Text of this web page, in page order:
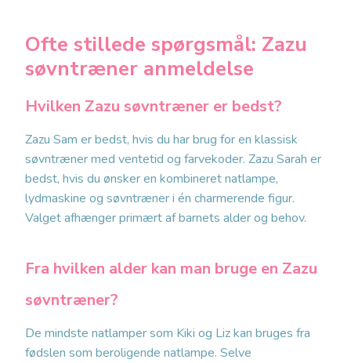
Ofte stillede spørgsmål: Zazu
søvntræner anmeldelse
Hvilken Zazu søvntræner er bedst?
Zazu Sam er bedst, hvis du har brug for en klassisk
søvntræner med ventetid og farvekoder. Zazu Sarah er
bedst, hvis du ønsker en kombineret natlampe,
lydmaskine og søvntræner i én charmerende figur.
Valget afhænger primært af barnets alder og behov.
Fra hvilken alder kan man bruge en Zazu
søvntræner?
De mindste natlamper som Kiki og Liz kan bruges fra
fødslen som beroligende natlampe. Selve